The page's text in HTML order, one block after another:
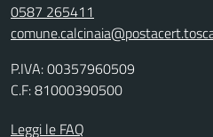
0587 265411
P.IVA: 00357960509
C.F: 81000390500
Leggi le FAQ